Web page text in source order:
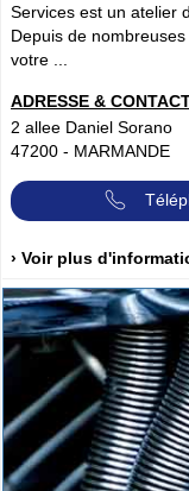
Services est un atelier
Depuis de
votre ...
ADRESSE &
2 allee Daniel Sorano
47200 - MARMANDE
› Voir plus